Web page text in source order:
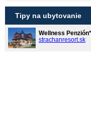
Tipy na ubytovanie
Wellness
strachanresort.sk